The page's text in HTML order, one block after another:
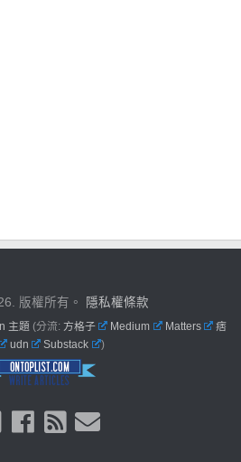
版權所有。 隱私權條款
主題 (分流: 方格子 Medium Matters
痞
udn Substack )